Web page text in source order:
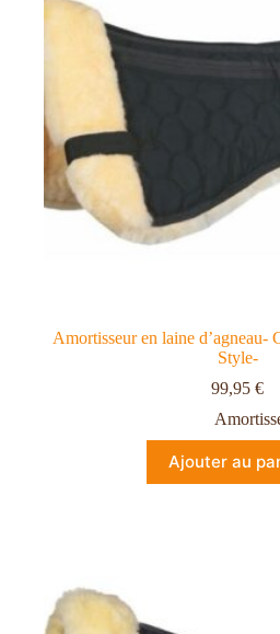
Amortisseur en laine d’agneau-
Style-
99,95€
Ajouter au